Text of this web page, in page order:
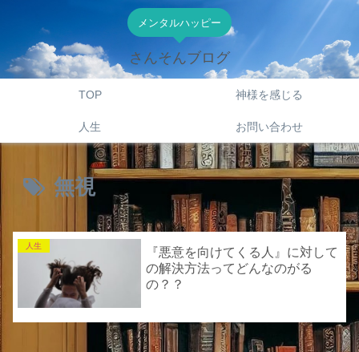
メンタルハッピー
さんそんブログ
TOP 神様を感じる
人生 お問い合わせ
無視
人生
『悪意を向けてくる人』に対して
の解決方法ってどんなのがる
の？？